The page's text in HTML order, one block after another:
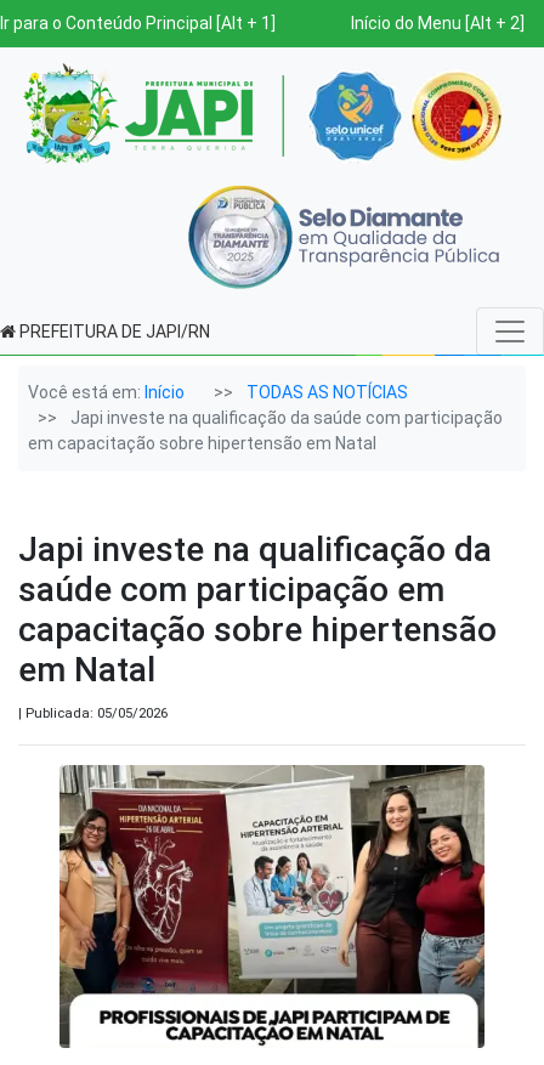
Ir para o Conteúdo Principal [Alt + 1] Início do Menu [Alt + 2]
PREFEITURA DE JAPI/RN
Você está em: Início
TODAS AS NOTÍCIAS
Japi investe na qualificação da saúde com participação
em capacitação sobre hipertensão em Natal
Japi investe na qualificação da
saúde com participação em
capacitação sobre hipertensão
em Natal
| Publicada: 05/05/2026